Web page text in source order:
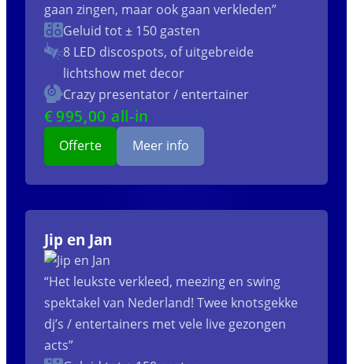
gaan zingen, maar ook gaan verkleden”
Geluid tot ± 150 gasten
8 LED discospots, of uitgebreide
lichtshow met decor
Crazy presentator / entertainer
€995,00 all-in
Offerte Meer info
Jip en Jan
“Het leukste verkleed, meezing en swing
spektakel van Nederland! Twee knotsgekke
dj’s / entertainers met vele live gezongen
acts”